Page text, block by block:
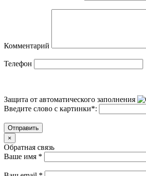
Комментарий
Телефон
Защита от автоматического заполнения
Введите слово с картинки*:
Отправить
×
Обратная связь
Ваше имя *